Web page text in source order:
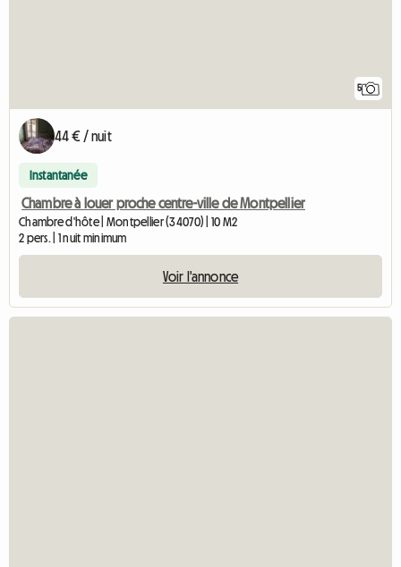
5
44 € / nuit
Instantanée
Chambre à louer proche centre-ville de Montpellier
Chambre d'hôte | Montpellier (34070) | 10 M2
2 pers. | 1 nuit minimum
Voir l'annonce